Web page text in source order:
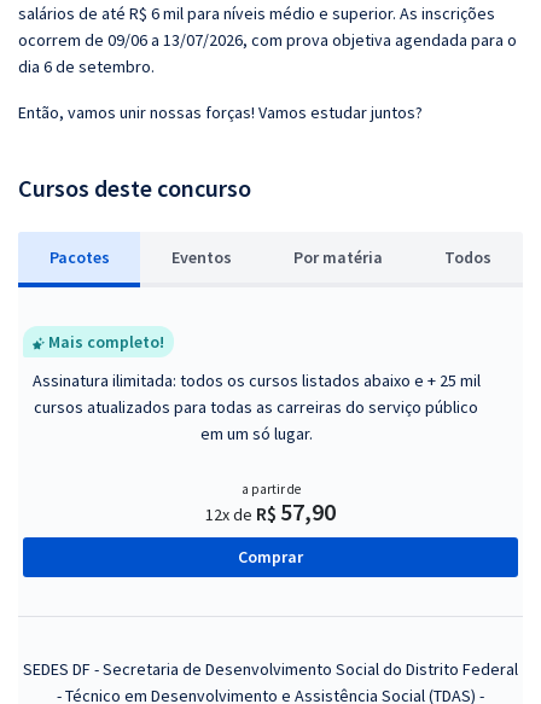
salários de até R$ 6 mil para níveis médio e superior. As inscrições
ocorrem de 09/06 a 13/07/2026, com prova objetiva agendada para o
dia 6 de setembro.
Então, vamos unir nossas forças! Vamos estudar juntos?
Cursos deste concurso
Pacotes Eventos Por matéria Todos
Mais completo!
Assinatura ilimitada: todos os cursos listados abaixo e + 25 mil
cursos atualizados para todas as carreiras do serviço público
em um só lugar.
a partir de
12x de R$ 57,90
Comprar
SEDES DF - Secretaria de Desenvolvimento Social do Distrito Federal
- Técnico em Desenvolvimento e Assistência Social (TDAS) -